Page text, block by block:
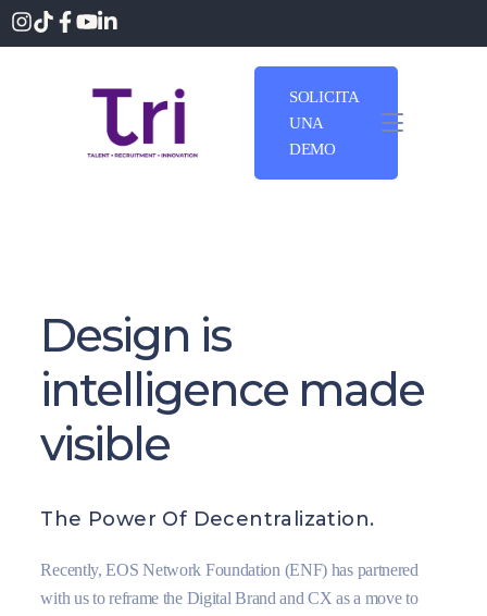
SOLICITA
UNA
DEMO
Design is
intelligence made
visible
The Power Of Decentralization.
Recently, EOS Network Foundation (ENF) has partnered
with us to reframe the Digital Brand and CX as a move to